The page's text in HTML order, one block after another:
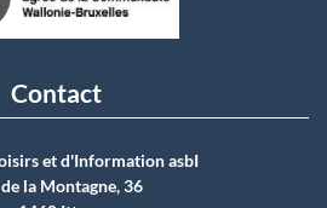
Contact
et d'Information asbI
de la Montagne, 36